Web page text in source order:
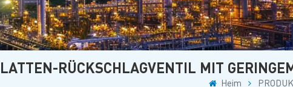
RÜCKSCHLAGVENTIL MIT
Heim